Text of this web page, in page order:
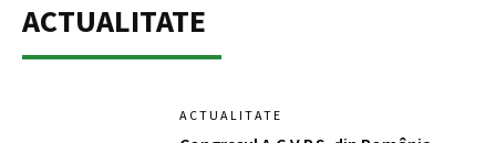
ACTUALITATE
ACTUALITATE